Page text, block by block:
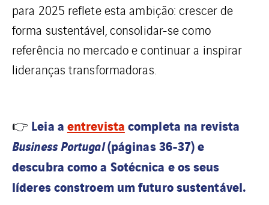
para 2025 reflete esta ambição: crescer de
forma sustentável, consolidar-se como
referência no mercado e continuar a inspirar
lideranças transformadoras.
👉 Leia aentrevistacompleta na revista
Business Portugal(páginas 36-37) e
descubra como a Sotécnica e os seus
líderes constroem um futuro sustentável.